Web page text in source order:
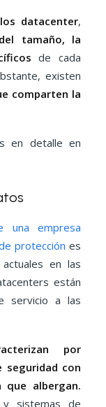
datacenter,
tamaño, la
de cada
existen
comparten la
en detalle en
una empresa
protección es
en las
están
servicio a las
por
seguridad con
albergan.
y sistemas de